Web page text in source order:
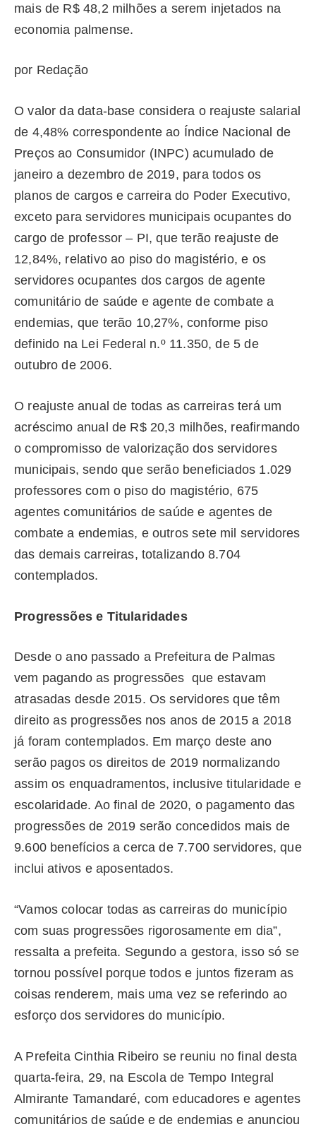
mais de R$ 48,2 milhões a serem injetados na
economia palmense.
por Redação
O valor da data-base considera o reajuste salarial
de 4,48% correspondente ao Índice Nacional de
Preços ao Consumidor (INPC) acumulado de
janeiro a dezembro de 2019, para todos os
planos de cargos e carreira do Poder Executivo,
exceto para servidores municipais ocupantes do
cargo de professor – PI, que terão reajuste de
12,84%, relativo ao piso do magistério, e os
servidores ocupantes dos cargos de agente
comunitário de saúde e agente de combate a
endemias, que terão 10,27%, conforme piso
definido na Lei Federal n.º 11.350, de 5 de
outubro de 2006.
O reajuste anual de todas as carreiras terá um
acréscimo anual de R$ 20,3 milhões, reafirmando
o compromisso de valorização dos servidores
municipais, sendo que serão beneficiados 1.029
professores com o piso do magistério, 675
agentes comunitários de saúde e agentes de
combate a endemias, e outros sete mil servidores
das demais carreiras, totalizando 8.704
contemplados.
Progressões e Titularidades
Desde o ano passado a Prefeitura de Palmas
vem pagando as progressões que estavam
atrasadas desde 2015. Os servidores que têm
direito as progressões nos anos de 2015 a 2018
já foram contemplados. Em março deste ano
serão pagos os direitos de 2019 normalizando
assim os enquadramentos, inclusive titularidade e
escolaridade. Ao final de 2020, o pagamento das
progressões de 2019 serão concedidos mais de
9.600 benefícios a cerca de 7.700 servidores, que
inclui ativos e aposentados.
“Vamos colocar todas as carreiras do município
com suas progressões rigorosamente em dia”,
ressalta a prefeita. Segundo a gestora, isso só se
tornou possível porque todos e juntos fizeram as
coisas renderem, mais uma vez se referindo ao
esforço dos servidores do município.
A Prefeita Cinthia Ribeiro se reuniu no final desta
quarta-feira, 29, na Escola de Tempo Integral
Almirante Tamandaré, com educadores e agentes
comunitários de saúde e de endemias e anunciou